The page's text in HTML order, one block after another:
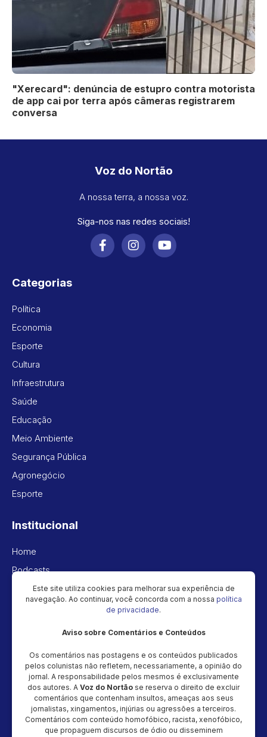
"Xerecard": denúncia de estupro contra motorista
de app cai por terra após câmeras registrarem
conversa
Voz do Nortão
A nossa terra, a nossa voz.
Siga-nos nas redes sociais!
Categorias
Política
Economia
Esporte
Cultura
Infraestrutura
Saúde
Educação
Meio Ambiente
Segurança Pública
Agronegócio
Esporte
Institucional
Home
Podcasts
Vídeos
Política de privacidade
Newsletter
Cadastre seu e-mail e receba as novidades!
Cadastrar
Este site utiliza cookies para melhorar sua experiência de
navegação. Ao continuar, você concorda com a nossa política
de privacidade.
Aviso sobre Comentários e Conteúdos
Os comentários nas postagens e os conteúdos publicados
pelos colunistas não refletem, necessariamente, a opinião do
jornal. A responsabilidade pelos mesmos é exclusivamente
dos autores. A Voz do Nortão se reserva o direito de excluir
comentários que contenham insultos, ameaças aos seus
jornalistas, xingamentos, injúrias ou agressões a terceiros.
Comentários com conteúdo homofóbico, racista, xenofóbico,
que propaguem discursos de ódio ou disseminem